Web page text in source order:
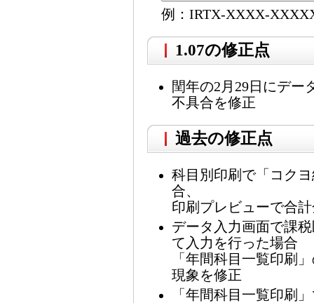
例：IRTX-XXXX-
1.07の修正点
閏年の2月29日にデー
不具合を修正
過去の修正点
科目別印刷で「コク
合、
印刷プレビューで合
データ入力画面で課
て入力を行った場合
「年間科目一覧印刷
現象を修正
「年間科目一覧印刷